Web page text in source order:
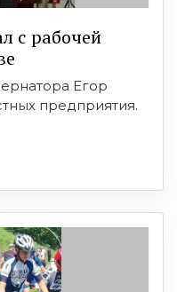
с рабочей
Егор
предприятия.